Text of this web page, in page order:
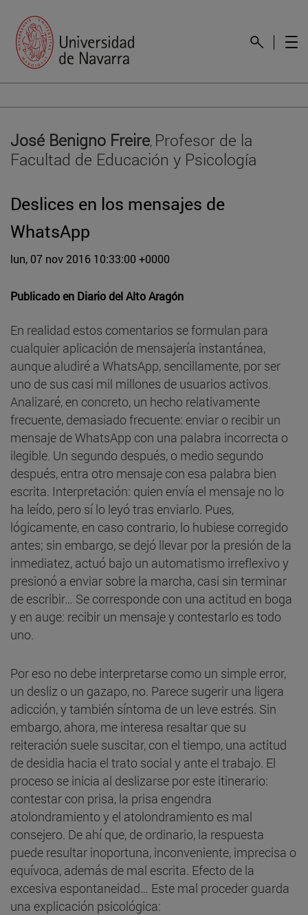
José Benigno Freire, Profesor de la
Facultad de Educación y Psicología
Deslices en los mensajes de
WhatsApp
lun, 07 nov 2016 10:33:00 +0000
Publicado en Diario del Alto Aragón
En realidad estos comentarios se formulan para
cualquier aplicación de mensajería instantánea,
aunque aludiré a WhatsApp, sencillamente, por ser
uno de sus casi mil millones de usuarios activos.
Analizaré, en concreto, un hecho relativamente
frecuente, demasiado frecuente: enviar o recibir un
mensaje de WhatsApp con una palabra incorrecta o
ilegible. Un segundo después, o medio segundo
después, entra otro mensaje con esa palabra bien
escrita. Interpretación: quien envía el mensaje no lo
ha leído, pero sí lo leyó tras enviarlo. Pues,
lógicamente, en caso contrario, lo hubiese corregido
antes; sin embargo, se dejó llevar por la presión de la
inmediatez, actuó bajo un automatismo irreflexivo y
presionó a enviar sobre la marcha, casi sin terminar
de escribir… Se corresponde con una actitud en boga
y en auge: recibir un mensaje y contestarlo es todo
uno.
Por eso no debe interpretarse como un simple error,
un desliz o un gazapo, no. Parece sugerir una ligera
adicción, y también síntoma de un leve estrés. Sin
embargo, ahora, me interesa resaltar que su
reiteración suele suscitar, con el tiempo, una actitud
de desidia hacia el trato social y ante el trabajo. El
proceso se inicia al deslizarse por este itinerario:
contestar con prisa, la prisa engendra
atolondramiento y el atolondramiento es mal
consejero. De ahí que, de ordinario, la respuesta
puede resultar inoportuna, inconveniente, imprecisa o
equívoca, además de mal escrita. Efecto de la
excesiva espontaneidad… Este mal proceder guarda
una explicación psicológica: